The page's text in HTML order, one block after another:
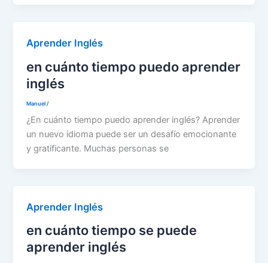
Aprender Inglés
en cuánto tiempo puedo aprender
inglés
Manuel/
¿En cuánto tiempo puedo aprender inglés? Aprender
un nuevo idioma puede ser un desafío emocionante
y gratificante. Muchas personas se
Aprender Inglés
en cuánto tiempo se puede
aprender inglés